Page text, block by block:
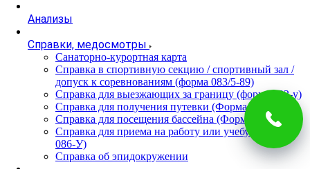
Анализы
Справки, медосмотры
Санаторно-курортная карта
Справка в спортивную секцию / спортивный зал /
допуск к соревнованиям (форма 083/5-89)
Справка для выезжающих за границу (форма 082-у)
Справка для получения путевки (Форма 070/у-04)
Справка для посещения бассейна (Форма 083/4-89)
Справка для приема на работу или учебу (Форма
086-У)
Справка об эпидокружении